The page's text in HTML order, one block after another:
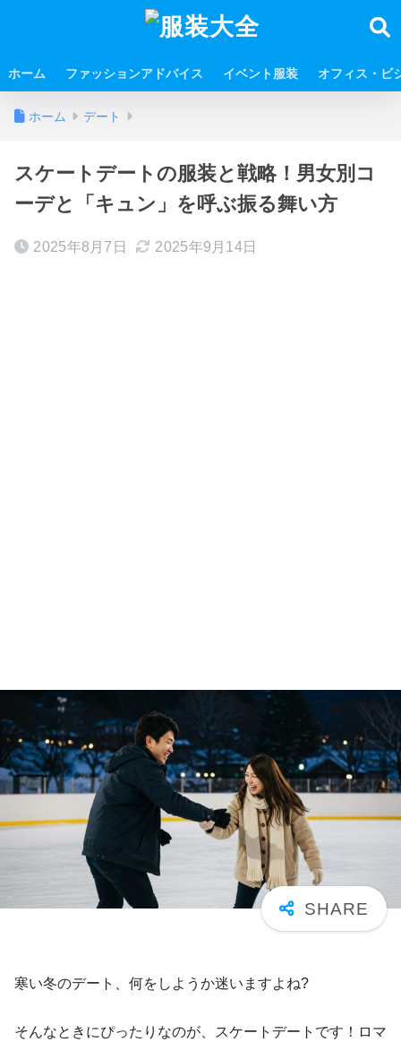
ホーム ファッションアドバイス イベント服装 オフィス・ビ
ホーム デート
スケートデートの服装と戦略！男女別コ
ーデと「キュン」を呼ぶ振る舞い方
2025年8月7日 2025年9月14日
寒い冬のデート、何をしようか迷いますよね?
そんなときにぴったりなのが、スケートデートです！ロマ